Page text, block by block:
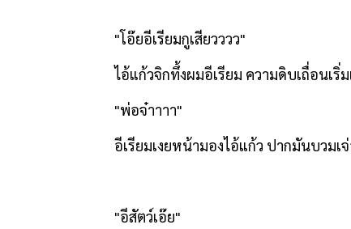
"โอ๊ยอีเรียมกูเสียวววว"
ไอ้แก้วจิกทึ้งผมอีเรียม ความดิบเถื่อนเริ่
"พ่อจ๋าาาา"
อีเรียมเงยหน้ามองไอ้แก้ว ปากมันบวม
"อีสัตว์เอ๊ย"